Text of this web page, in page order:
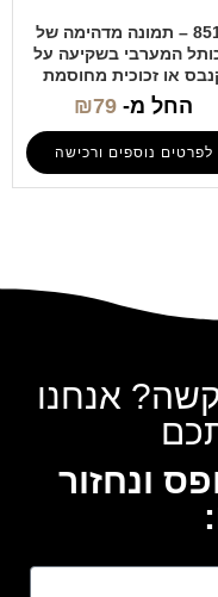
8517 – תמונה מדהימה של
המערבי בשקיעה על
או זכוכית מחוסמת
החל מ- ₪79
לפרטים נוספים ורכישה
אנחנו
ונחזור